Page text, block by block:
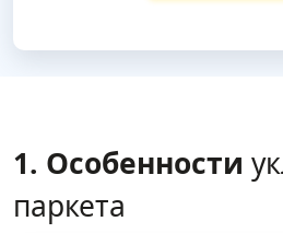
1. Особенности
паркета